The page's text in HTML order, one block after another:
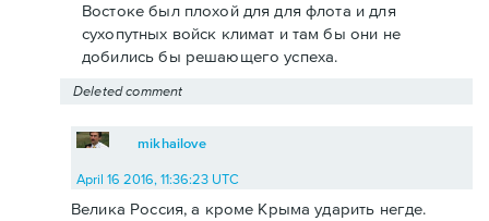
Востоке был плохой для для флота и для
сухопутных войск климат и там бы они не
добились бы решающего успеха.
Deleted comment
mikhailove
April 16 2016, 11:36:23 UTC
Велика Россия, а кроме Крыма ударить негде.